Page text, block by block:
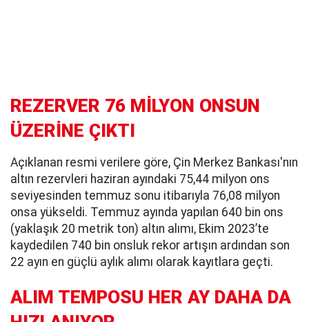
REZERVER 76 MİLYON ONSUN
ÜZERİNE ÇIKTI
Açıklanan resmi verilere göre, Çin Merkez Bankası'nın
altın rezervleri haziran ayındaki 75,44 milyon ons
seviyesinden temmuz sonu itibarıyla 76,08 milyon
onsa yükseldi. Temmuz ayında yapılan 640 bin ons
(yaklaşık 20 metrik ton) altın alımı, Ekim 2023’te
kaydedilen 740 bin onsluk rekor artışın ardından son
22 ayın en güçlü aylık alımı olarak kayıtlara geçti.
ALIM TEMPOSU HER AY DAHA DA